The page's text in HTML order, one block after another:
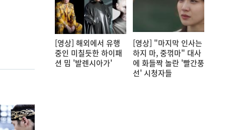
[영상] 해외에서 유행
중인 미칠듯한 하이패
션 밈 '발렌시아가'
[영상] "마지막 인사는
하지 마, 중꺾마" 대사
에 화들짝 놀란 '빨간풍
선' 시청자들